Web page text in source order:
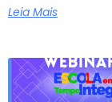
Leia Mais